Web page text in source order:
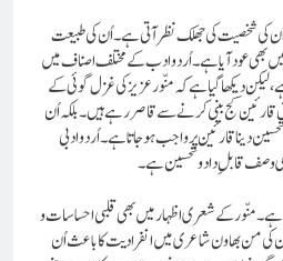
اُن کی شخصیت کی جھلک نظر آتی ہے۔ اُن کی طبیعت
بھی عود آیا ہے۔اُردو ادب کے مختلف اصناف میں
لیکن دیکھا گیا ہے کہ منّور عزیز کی غزل گوئی کے
قارئین کج بینی کرنے سے قا صر رہے ہیں۔بلکہ اُن
دینا قارئین پر واجب ہوجاتا ہے۔اُردو ادبی
وصف قابل ِ داد و تحسین ہے۔
ہے۔منّورکے شعری اظہار میں بھی قلبی احساسات و
کی من بھاون شاعری میں انفرادیت کا باعث اُن